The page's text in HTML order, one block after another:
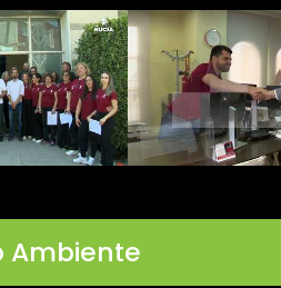
Ambiente